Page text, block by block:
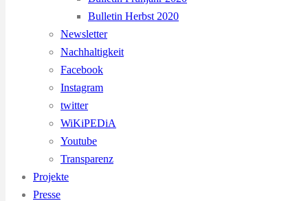
Bulletin Herbst 2020
Newsletter
Nachhaltigkeit
Facebook
Instagram
twitter
WiKiPEDiA
Youtube
Transparenz
Projekte
Presse